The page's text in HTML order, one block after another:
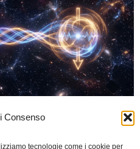
Consenso
tecnologie come i cookie per
0
correlazioni che sembrano ignorare